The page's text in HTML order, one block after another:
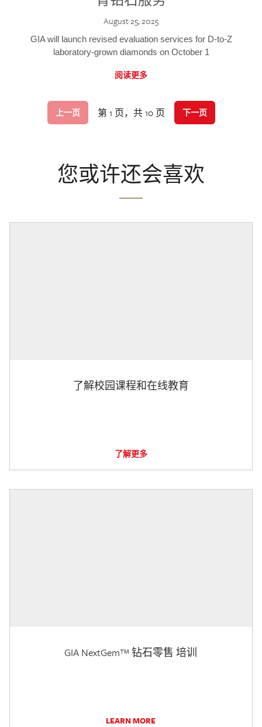
August 25, 2025
GIA will launch revised evaluation services for D-to-Z
laboratory-grown diamonds on October 1
阅读更多
上一页 第 1 页，共 10 页 下一页
您或许还会喜欢
了解校园课程和在线教育
了解更多
GIA NextGem™ 钻石零售 培训
LEARN MORE